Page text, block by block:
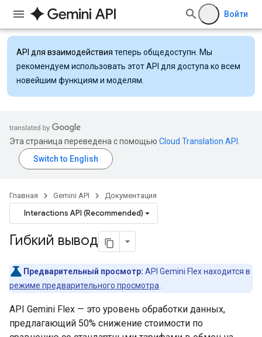
Войти
API для взаимодействия теперь общедоступн. Мы
рекомендуем использовать этот API для доступа ко всем
новейшим функциям и моделям.
Эта страница переведена с помощью Cloud Translation API
Главная Gemini API Документация
Interactions API (Recommended)
Гибкий вывод
Предварительный просмотр: API Gemini Flex находится в
режиме предварительного просмотра
API Gemini Flex — это уровень обработки данных,
предлагающий 50% снижение стоимости по